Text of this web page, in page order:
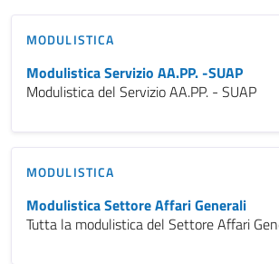
MODULISTICA
Modulistica Servizio AA.PP. -SUAP
Modulistica del Servizio AA.PP. - SUAP
MODULISTICA
Modulistica Settore Affari Generali
Tutta la modulistica del Settore Affari